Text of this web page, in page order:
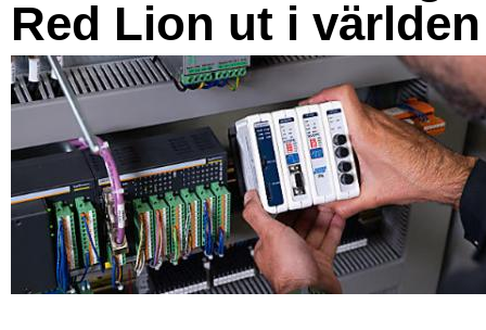
Red Lion ut i världen